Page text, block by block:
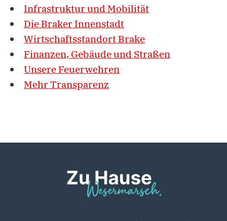
Infrastruktur und Mobilität
Die Braker Innenstadt
Wirtschaftsstandort Brake
Finanzen, Gebäude und Straßen
Unsere Feuerwehren
Mehr Transparenz